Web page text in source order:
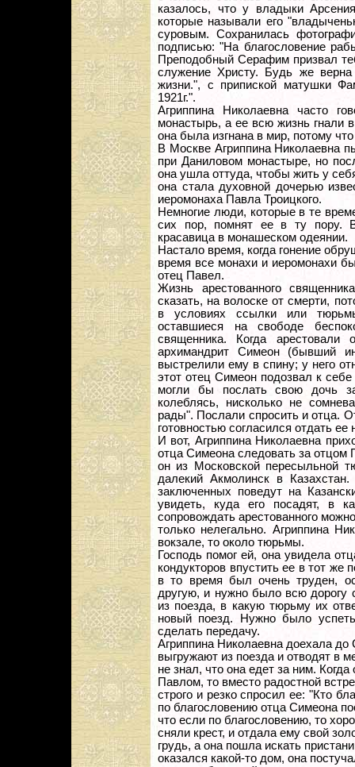
казалось, что у владыки
которые называли его
суровым. Сохранилась
подписью: "На благословение
Преподобный Серафим призвал
служение Христу. Будь же
жизни.", с припиской матушки
1921г.".
Агриппина Николаевна часто
монастырь, а ее всю жизнь гнали
она была изгнана в мир, потому
В Москве Агриппина Николаевна
при Даниловом монастыре, но
она ушла оттуда, чтобы жить у
она стала духовной дочерью
иеромонаха Павла Троицкого.
Немногие люди, которые в те
сих пор, помнят ее в ту пору.
красавица в монашеском одеянии.
Настало время, когда гонение
время все монахи и иеромонахи
отец Павел.
Жизнь арестованного
сказать, на волоске от смерти,
в условиях ссылки или
оставшиеся на свободе
священника. Когда
архимандрит Симеон (бывший
выстрелили ему в спину; у него
этот отец Симеон подозвал к
могли бы послать свою дочь
колеблясь, нисколько не
рады". Послали спросить и отца.
готовностью согласился отдать
И вот, Агриппина Николаевна
отца Симеона следовать за отцом
он из Московской пересыльной
далекий Акмолинск в
заключенных поведут на
увидеть, куда его посадят, в
сопровождать арестованного
только нелегально. Агриппина
вокзале, то около тюрьмы.
Господь помог ей, она увидела
кондукторов впустить ее в тот
в то время был очень труден,
другую, и нужно было всю дорогу
из поезда, в какую тюрьму их
новый поезд. Нужно было
сделать передачу.
Агриппина Николаевна доехала
выгружают из поезда и отводят в
не знал, что она едет за ним.
Павлом, то вместо радостной
строго и резко спросил ее: "Кто
по благословению отца Симеона
что если по благословению, то
сняли крест, и отдала ему свой
грудь, а она пошла искать
оказался какой-то дом, она